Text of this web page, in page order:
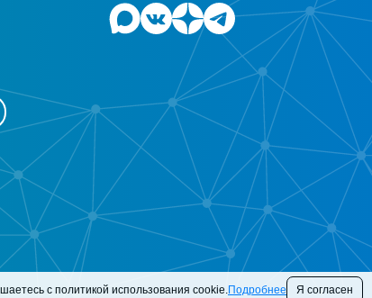
с политикой использования cookie.Подробнее Я согласен